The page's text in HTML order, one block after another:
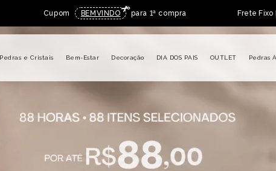
Cupom BEMVINDO para 1ª compra Frete Fixo
Pedras e Cristais Bem-Estar Decoração DIA DOS PAIS OUTLET Pedras